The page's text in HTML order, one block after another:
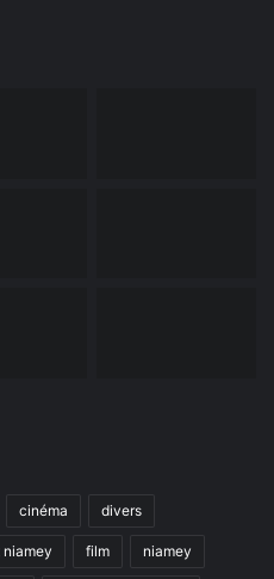
cinéma divers
film niamey